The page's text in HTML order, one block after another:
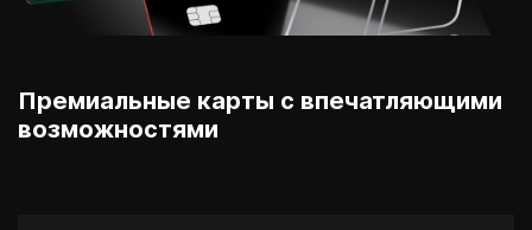
Премиальные карты с впечатляющими
возможностями